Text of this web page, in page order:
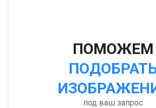
ПОМОЖЕМ
под ваш запрос